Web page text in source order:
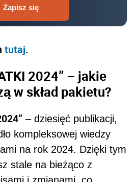
Zapisz się
tutaj.
2024” – jakie
w skład pakietu?
– dziesięć publikacji,
kompleksowej wiedzy
na rok 2024. Dzięki tym
stale na bieżąco z